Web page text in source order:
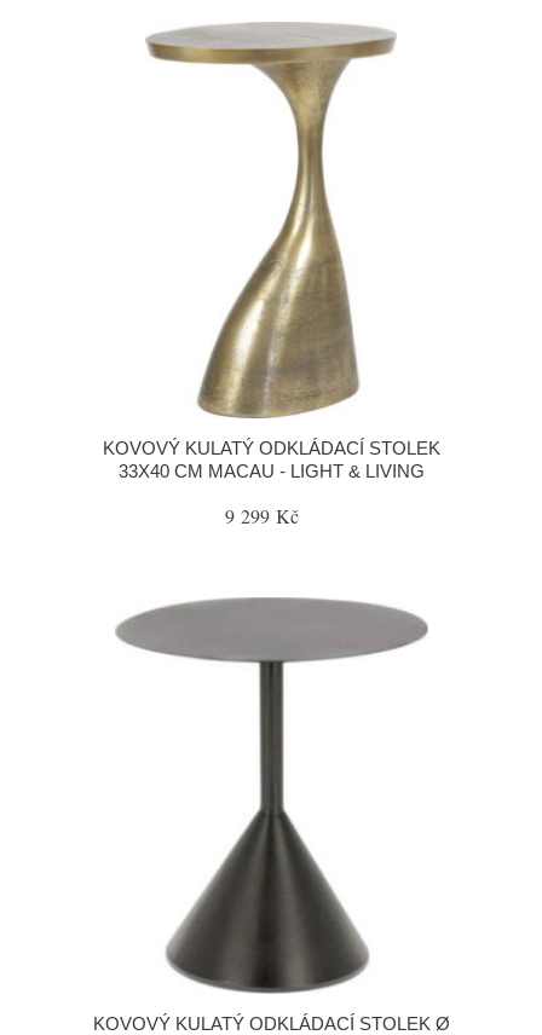
KOVOVÝ KULATÝ ODKLÁDACÍ STOLEK
33X40 CM MACAU - LIGHT & LIVING
9 299 Kč
KOVOVÝ KULATÝ ODKLÁDACÍ STOLEK Ø